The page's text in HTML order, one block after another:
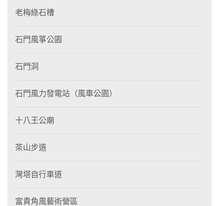
老梅綠石槽
石門風箏公園
石門洞
石門風力發電站（風車公園）
十八王公廟
茶山步道
灣塔自行車道
富貴角風藝術營區